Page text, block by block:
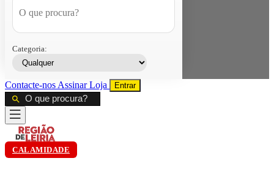
Categoria:
Contacte-nos AssinarLoja Entrar
CALAMIDADE